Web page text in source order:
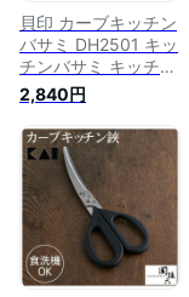
貝印 カーブキッチン
バサミ DH2501 キッ
チンバサミ キッチン
ハサミ キッチンハサ
ミ バサミ カーブ は
さみ キッチン用品
調理器具 調理 小物
骨切り 肉切り 海苔
おしゃれ【代金引
換・日時指定不可】
【メール便】
2,840円